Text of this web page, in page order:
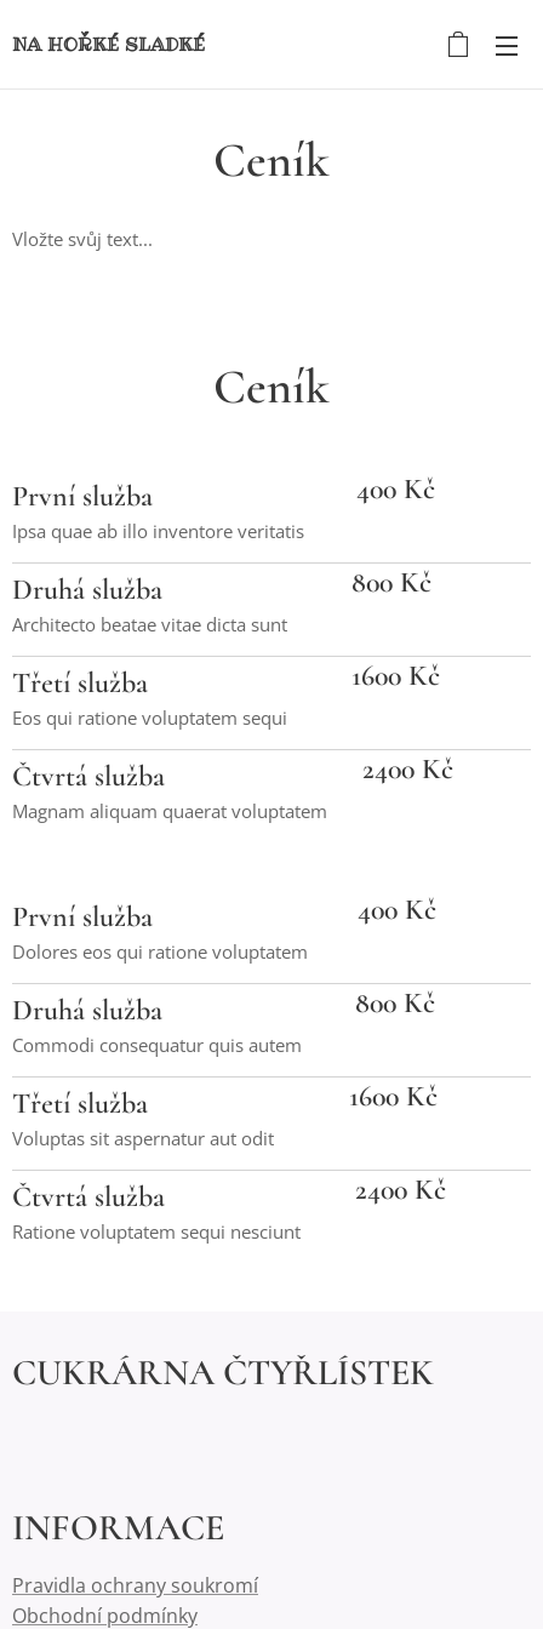
NA HOŘKÉ SLADKÉ
Ceník
Vložte svůj text...
Ceník
První služba
Ipsa quae ab illo inventore veritatis
400 Kč
Druhá služba
Architecto beatae vitae dicta sunt
800 Kč
Třetí služba
Eos qui ratione voluptatem sequi
1600 Kč
Čtvrtá služba
Magnam aliquam quaerat voluptatem
2400 Kč
První služba
Dolores eos qui ratione voluptatem
400 Kč
Druhá služba
Commodi consequatur quis autem
800 Kč
Třetí služba
Voluptas sit aspernatur aut odit
1600 Kč
Čtvrtá služba
Ratione voluptatem sequi nesciunt
2400 Kč
CUKRÁRNA ČTYŘLÍSTEK
INFORMACE
Pravidla ochrany soukromí
Obchodní podmínky